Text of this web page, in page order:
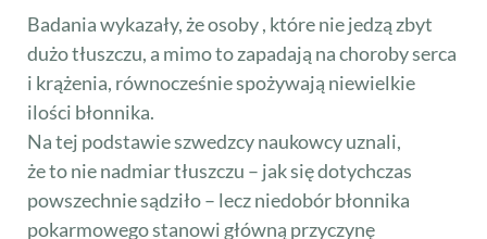
Badania wykazały, że osoby , które nie jedzą zbyt
dużo tłuszczu, a mimo to zapadają na choroby serca
i krążenia, równocześnie spożywają niewielkie
ilości błonnika.
Na tej podstawie szwedzcy naukowcy uznali,
że to nie nadmiar tłuszczu – jak się dotychczas
powszechnie sądziło – lecz niedobór błonnika
pokarmowego stanowi główną przyczynę